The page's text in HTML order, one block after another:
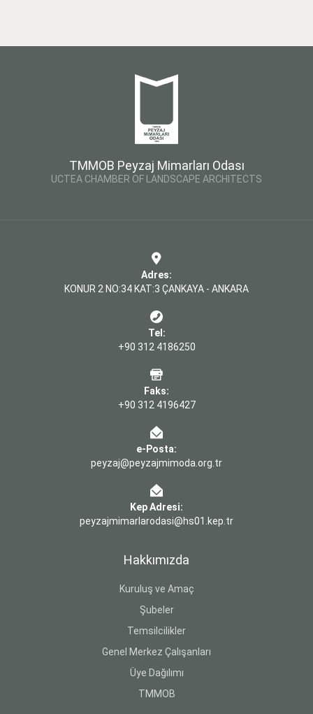
TMMOB Peyzaj Mimarları Odası
UCTEA CHAMBER OF LANDSCAPE ARCHITECTS
Adres:
KONUR 2 NO:34 KAT:3 ÇANKAYA - ANKARA
Tel:
+90 312 4186250
Faks:
+90 312 4196427
e-Posta:
peyzaj@peyzajmimoda.org.tr
Kep Adresi:
peyzajmimarlarodasi@hs01.kep.tr
Hakkımızda
Kuruluş ve Amaç
Şubeler
Temsilcilikler
Genel Merkez Çalışanları
Üye Dağılımı
TMMOB